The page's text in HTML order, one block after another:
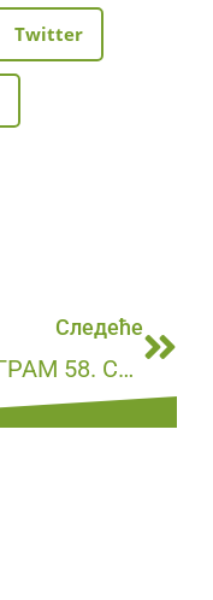
Twitter
Следеће
ПРОГРАМ 58. СМОТРЕ НАРОДНОГ СТВАРАЛАШТВА „ХОМОЉСКИ МОТИВИ“